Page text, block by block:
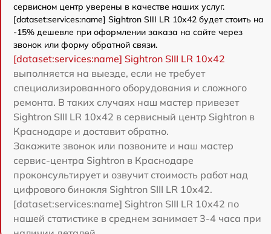
сервисном центр уверены в качестве наших услуг.
[dataset:services:name] Sightron SIII LR 10x42 будет стоить на
-15% дешевле при оформлении заказа на сайте через
звонок или форму обратной связи.
[dataset:services:name] Sightron SIII LR 10x42
выполняется на выезде, если не требует
специализированного оборудования и сложного
ремонта. В таких случаях наш мастер привезет
Sightron SIII LR 10x42 в сервисный центр Sightron в
Краснодаре и доставит обратно.
Закажите звонок или позвоните и наш мастер
сервис-центра Sightron в Краснодаре
проконсультирует и озвучит стоимость работ над
цифрового бинокля Sightron SIII LR 10x42.
[dataset:services:name] Sightron SIII LR 10x42 по
нашей статистике в среднем занимает 3-4 часа при